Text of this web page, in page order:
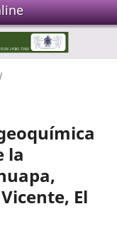
/
la
El